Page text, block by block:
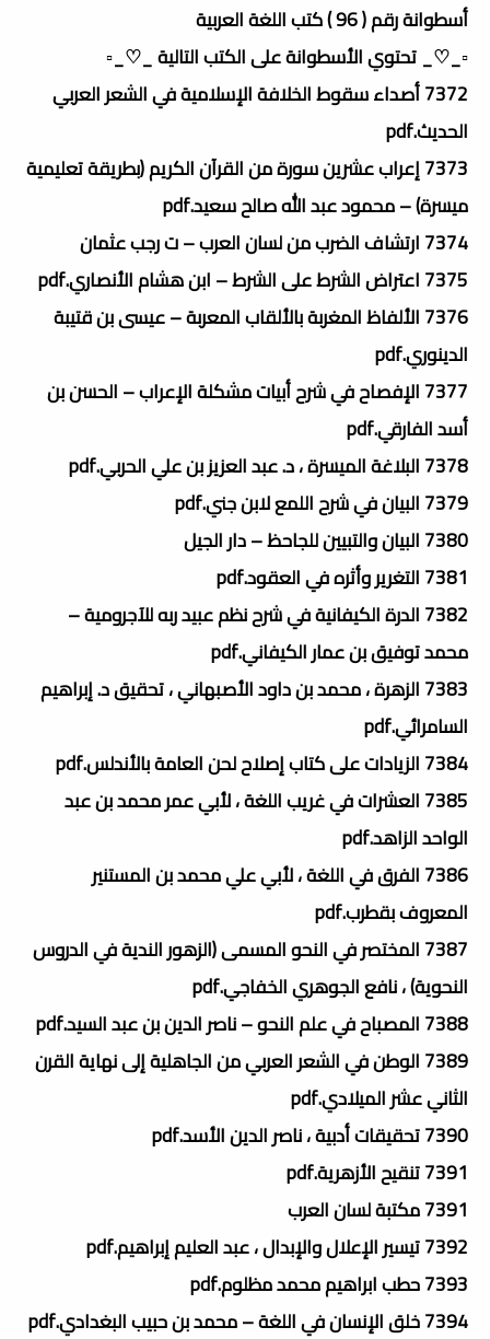
أسطوانة رقم ( 96 ) كتب اللغة العربية
▫️_♡_ تحتوي الأسطوانة على الكتب التالية _♡_▫️
7372 أصداء سقوط الخلافة الإسلامية في الشعر العربي
الحديث.pdf
7373 إعراب عشرين سورة من القرآن الكريم (بطريقة تعليمية
ميسرة) – محمود عبد الله صالح سعيد.pdf
7374 ارتشاف الضرب من لسان العرب – ت رجب عثمان
7375 اعتراض الشرط على الشرط – ابن هشام الأنصاري.pdf
7376 الألفاظ المغربة بالألقاب المعربة – عيسى بن قتيبة
الدينوري.pdf
7377 الإفصاح في شرح أبيات مشكلة الإعراب – الحسن بن
أسد الفارقي.pdf
7378 البلاغة الميسرة ، د. عبد العزيز بن علي الحربي.pdf
7379 البيان في شرح اللمع لابن جني.pdf
7380 البيان والتبيين للجاحظ – دار الجيل
7381 التغرير وأثره في العقود.pdf
7382 الدرة الكيفانية في شرح نظم عبيد ربه للآجرومية –
محمد توفيق بن عمار الكيفاني.pdf
7383 الزهرة ، محمد بن داود الأصبهاني ، تحقيق د. إبراهيم
السامرائي.pdf
7384 الزيادات على كتاب إصلاح لحن العامة بالأندلس.pdf
7385 العشرات في غريب اللغة ، لأبي عمر محمد بن عبد
الواحد الزاهد.pdf
7386 الفرق في اللغة ، لأبي علي محمد بن المستنير
المعروف بقطرب.pdf
7387 المختصر في النحو المسمى (الزهور الندية في الدروس
النحوية) ، نافع الجوهري الخفاجي.pdf
7388 المصباح في علم النحو – ناصر الدين بن عبد السيد.pdf
7389 الوطن في الشعر العربي من الجاهلية إلى نهاية القرن
الثاني عشر الميلادي.pdf
7390 تحقيقات أدبية ، ناصر الدين الأسد.pdf
7391 تنقيح الأزهرية.pdf
7391 مكتبة لسان العرب
7392 تيسير الإعلال والإبدال ، عبد العليم إبراهيم.pdf
7393 حطب ابراهيم محمد مظلوم.pdf
7394 خلق الإنسان في اللغة – محمد بن حبيب البغدادي.pdf